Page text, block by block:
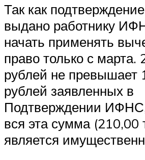
Так как
выдано работнику
начать применять
право только с марта.
рублей не превышает
рублей заявленных в
Подтверждении
вся эта сумма (210,00
является